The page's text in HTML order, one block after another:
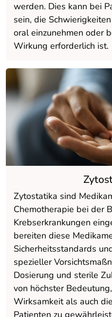
werden. Dies kann bei
sein, die
oral einzunehmen oder
Wirkung erforderlich ist.
Zytostatika sind
Chemotherapie bei der
Krebserkrankungen
bereiten diese
Sicherheitsstandards
spezieller
Dosierung und sterile
von höchster
Wirksamkeit als auch